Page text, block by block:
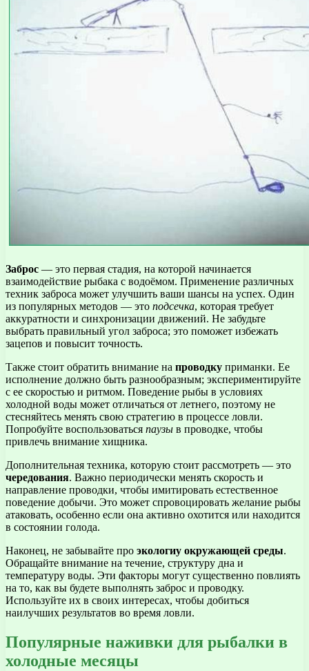
Заброс — это первая стадия, на которой начинается
взаимодействие рыбака с водоёмом. Применение различных
техник заброса может улучшить ваши шансы на успех. Один
из популярных методов — это подсечка, которая требует
аккуратности и синхронизации движений. Не забудьте
выбрать правильный угол заброса; это поможет избежать
зацепов и повысит точность.
Также стоит обратить внимание на проводку приманки. Ее
исполнение должно быть разнообразным; экспериментируйте
с ее скоростью и ритмом. Поведение рыбы в условиях
холодной воды может отличаться от летнего, поэтому не
стесняйтесь менять свою стратегию в процессе ловли.
Попробуйте воспользоваться паузы в проводке, чтобы
привлечь внимание хищника.
Дополнительная техника, которую стоит рассмотреть — это
чередования. Важно периодически менять скорость и
направление проводки, чтобы имитировать естественное
поведение добычи. Это может спровоцировать желание рыбы
атаковать, особенно если она активно охотится или находится
в состоянии голода.
Наконец, не забывайте про экологиу окружающей среды.
Обращайте внимание на течение, структуру дна и
температуру воды. Эти факторы могут существенно повлиять
на то, как вы будете выполнять заброс и проводку.
Используйте их в своих интересах, чтобы добиться
наилучших результатов во время ловли.
Популярные наживки для рыбалки в
холодные месяцы